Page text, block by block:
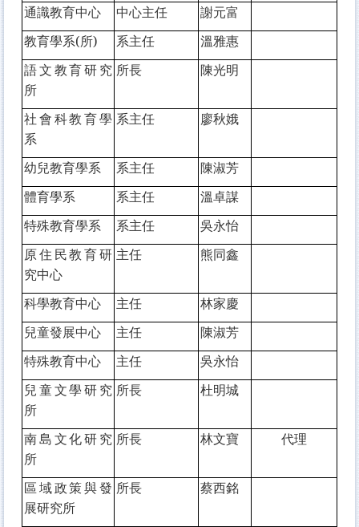
通識教育中心 中心主任
謝元富
教育學系(所)
系主任
溫雅惠
語文教育研究
所
所長 陳光明
社會科教育學
系
系主任 廖秋娥
幼兒教育學系 系主任
陳淑芳
體育學系
系主任
溫卓謀
特殊教育學系
系主任
吳永怡
原住民教育研
究中心
主任 熊同鑫
科學教育中心 主任
林家慶
兒童發展中心
主任
陳淑芳
特殊教育中心
主任
吳永怡
兒童文學研究
所
所長 杜明城
南島文化研究
所
所長 林文寶 代理
區域政策與發
展研究所
所長 蔡西銘